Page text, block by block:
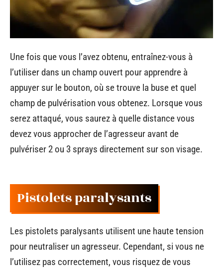
Une fois que vous l’avez obtenu, entraînez-vous à
l’utiliser dans un champ ouvert pour apprendre à
appuyer sur le bouton, où se trouve la buse et quel
champ de pulvérisation vous obtenez. Lorsque vous
serez attaqué, vous saurez à quelle distance vous
devez vous approcher de l’agresseur avant de
pulvériser 2 ou 3 sprays directement sur son visage.
Pistolets paralysants
Les pistolets paralysants utilisent une haute tension
pour neutraliser un agresseur. Cependant, si vous ne
l’utilisez pas correctement, vous risquez de vous